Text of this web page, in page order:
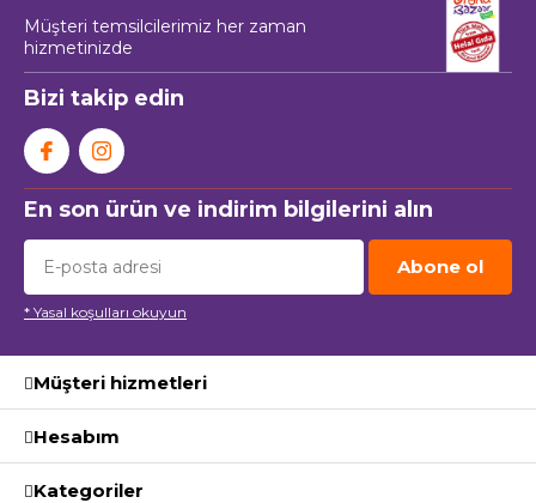
Müşteri temsilcilerimiz her zaman
hizmetinizde
Bizi takip edin
En son ürün ve indirim bilgilerini alın
Abone ol
* Yasal koşulları okuyun
Müşteri hizmetleri
Hesabım
Kategoriler